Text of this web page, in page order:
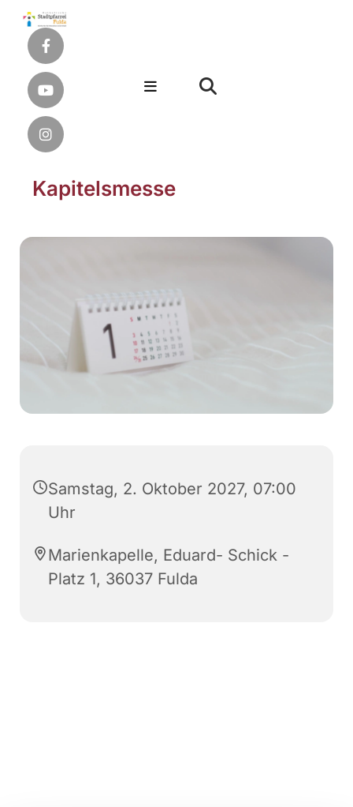
Kapitelsmesse
Samstag, 2. Oktober 2027, 07:00
Uhr
Marienkapelle, Eduard- Schick -
Platz 1, 36037 Fulda